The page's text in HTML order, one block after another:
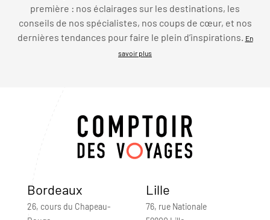
première : nos éclairages sur les destinations, les
conseils de nos spécialistes, nos coups de cœur, et nos
dernières tendances pour faire le plein d’inspirations.
En
savoir plus
Bordeaux
26, cours du Chapeau-
Lille
76, rue Nationale